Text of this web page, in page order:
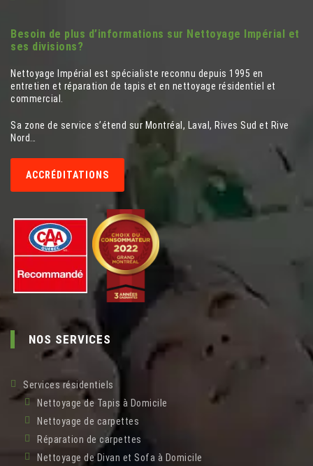
Besoin de plus d’informations sur Nettoyage Impérial et
ses divisions?
Nettoyage Impérial est spécialiste reconnu depuis 1995 en
entretien et réparation de tapis et en nettoyage résidentiel et
commercial.
Sa zone de service s’étend sur Montréal, Laval, Rives Sud et Rive
Nord…
ACCRÉDITATIONS
NOS SERVICES
Services résidentiels
Nettoyage de Tapis à Domicile
Nettoyage de carpettes
Réparation de carpettes
Nettoyage de Divan et Sofa à Domicile